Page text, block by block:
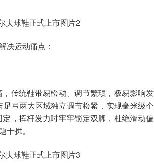
决运动痛点：
传统鞋带易松动、调节繁琐，极易影响发
弓两大区域独立调节松紧，实现毫米级个
，挥杆发力时牢牢锁定双脚，杜绝滑动偏
扰。